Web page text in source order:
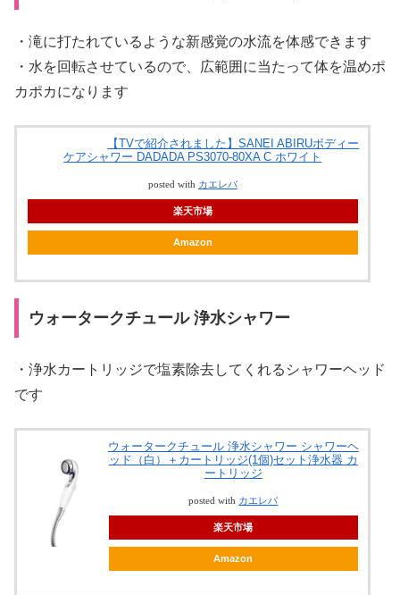
・滝に打たれているような新感覚の水流を体感できます
・水を回転させているので、広範囲に当たって体を温めポ
カポカになります
【TVで紹介されました】SANEI ABIRUボディー
ケアシャワー DADADA PS3070-80XA C ホワイト
posted with カエレバ
楽天市場
Amazon
ウォータークチュール 浄水シャワー
・浄水カートリッジで塩素除去してくれるシャワーヘッド
です
ウォータークチュール 浄水シャワー シャワーヘ
ッド（白）＋カートリッジ(1個)セット浄水器 カ
ートリッジ
posted with カエレバ
楽天市場
Amazon